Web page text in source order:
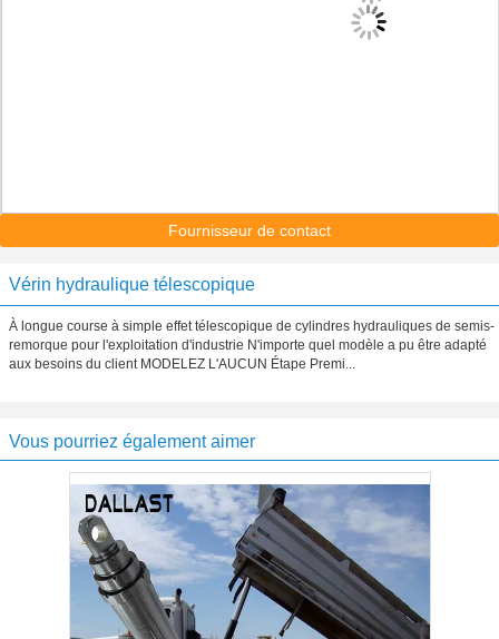
Fournisseur de contact
Vérin hydraulique télescopique
À longue course à simple effet télescopique de cylindres hydrauliques de semis-
remorque pour l'exploitation d'industrie N'importe quel modèle a pu être adapté
aux besoins du client MODELEZ L'AUCUN Étape Premi...
Vous pourriez également aimer